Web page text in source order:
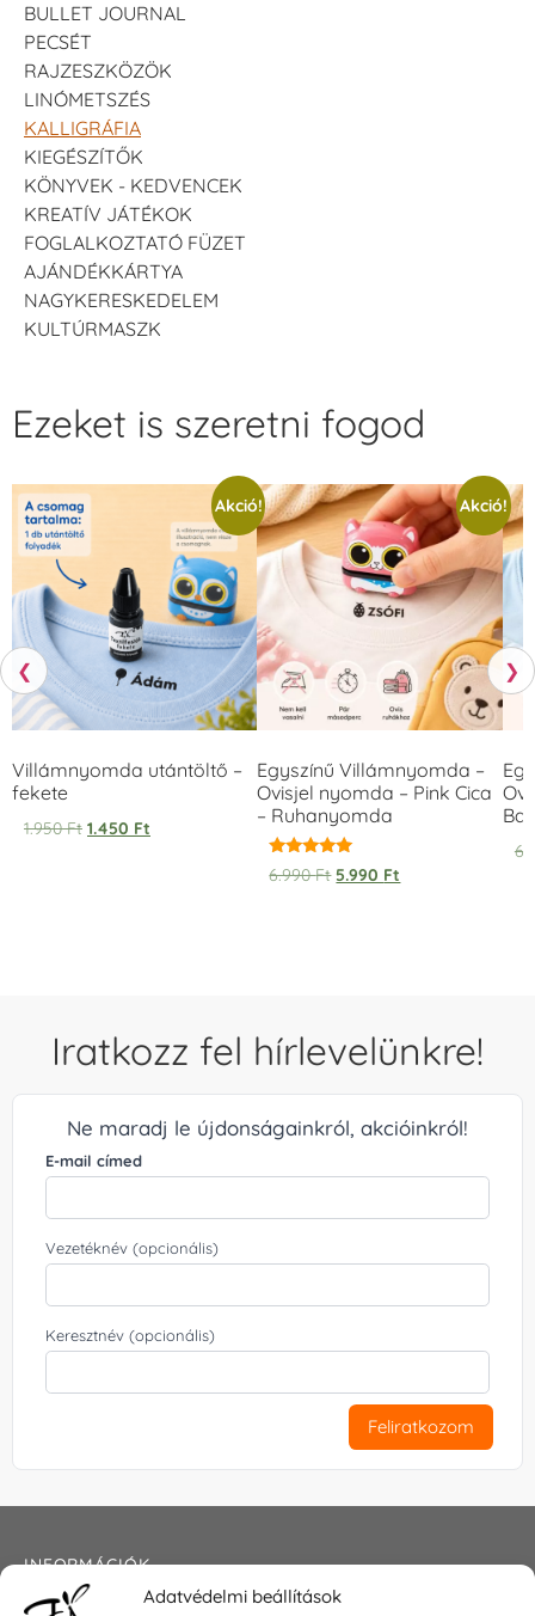
Adatvédelmi beállítások
BULLET JOURNAL
PECSÉT
RAJZESZKÖZÖK
LINÓMETSZÉS
KALLIGRÁFIA
KIEGÉSZÍTŐK
KÖNYVEK - KEDVENCEK
KREATÍV JÁTÉKOK
FOGLALKOZTATÓ FÜZET
AJÁNDÉKKÁRTYA
NAGYKERESKEDELEM
KULTÚRMASZK
❮
Ezeket is szeretni fogod
Akció!
Villámnyomda utántöltő –
fekete
1.950Ft 1.450 Ft
Akció!
Egyszínű Villámnyomda –
Ovisjel nyomda – Pink Cica
– Ruhanyomda
Értékelés:
5.00
6.990Ft 5.990 Ft
❯
Iratkozz fel hírlevelünkre!
Ne maradj le újdonságainkról, akcióinkról!
E-mail címed
Vezetéknév (opcionális)
Keresztnév (opcionális)
Feliratkozom
INFORMÁCIÓK